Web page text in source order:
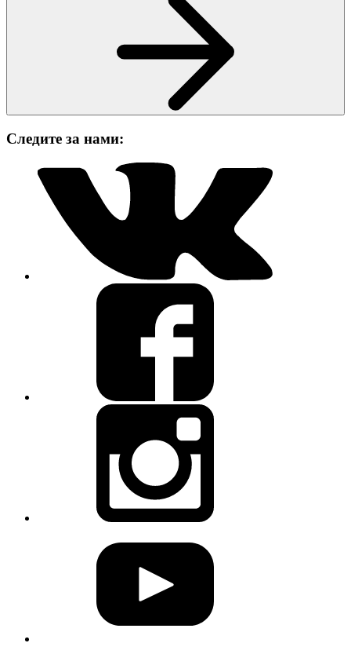
Следите за нами: